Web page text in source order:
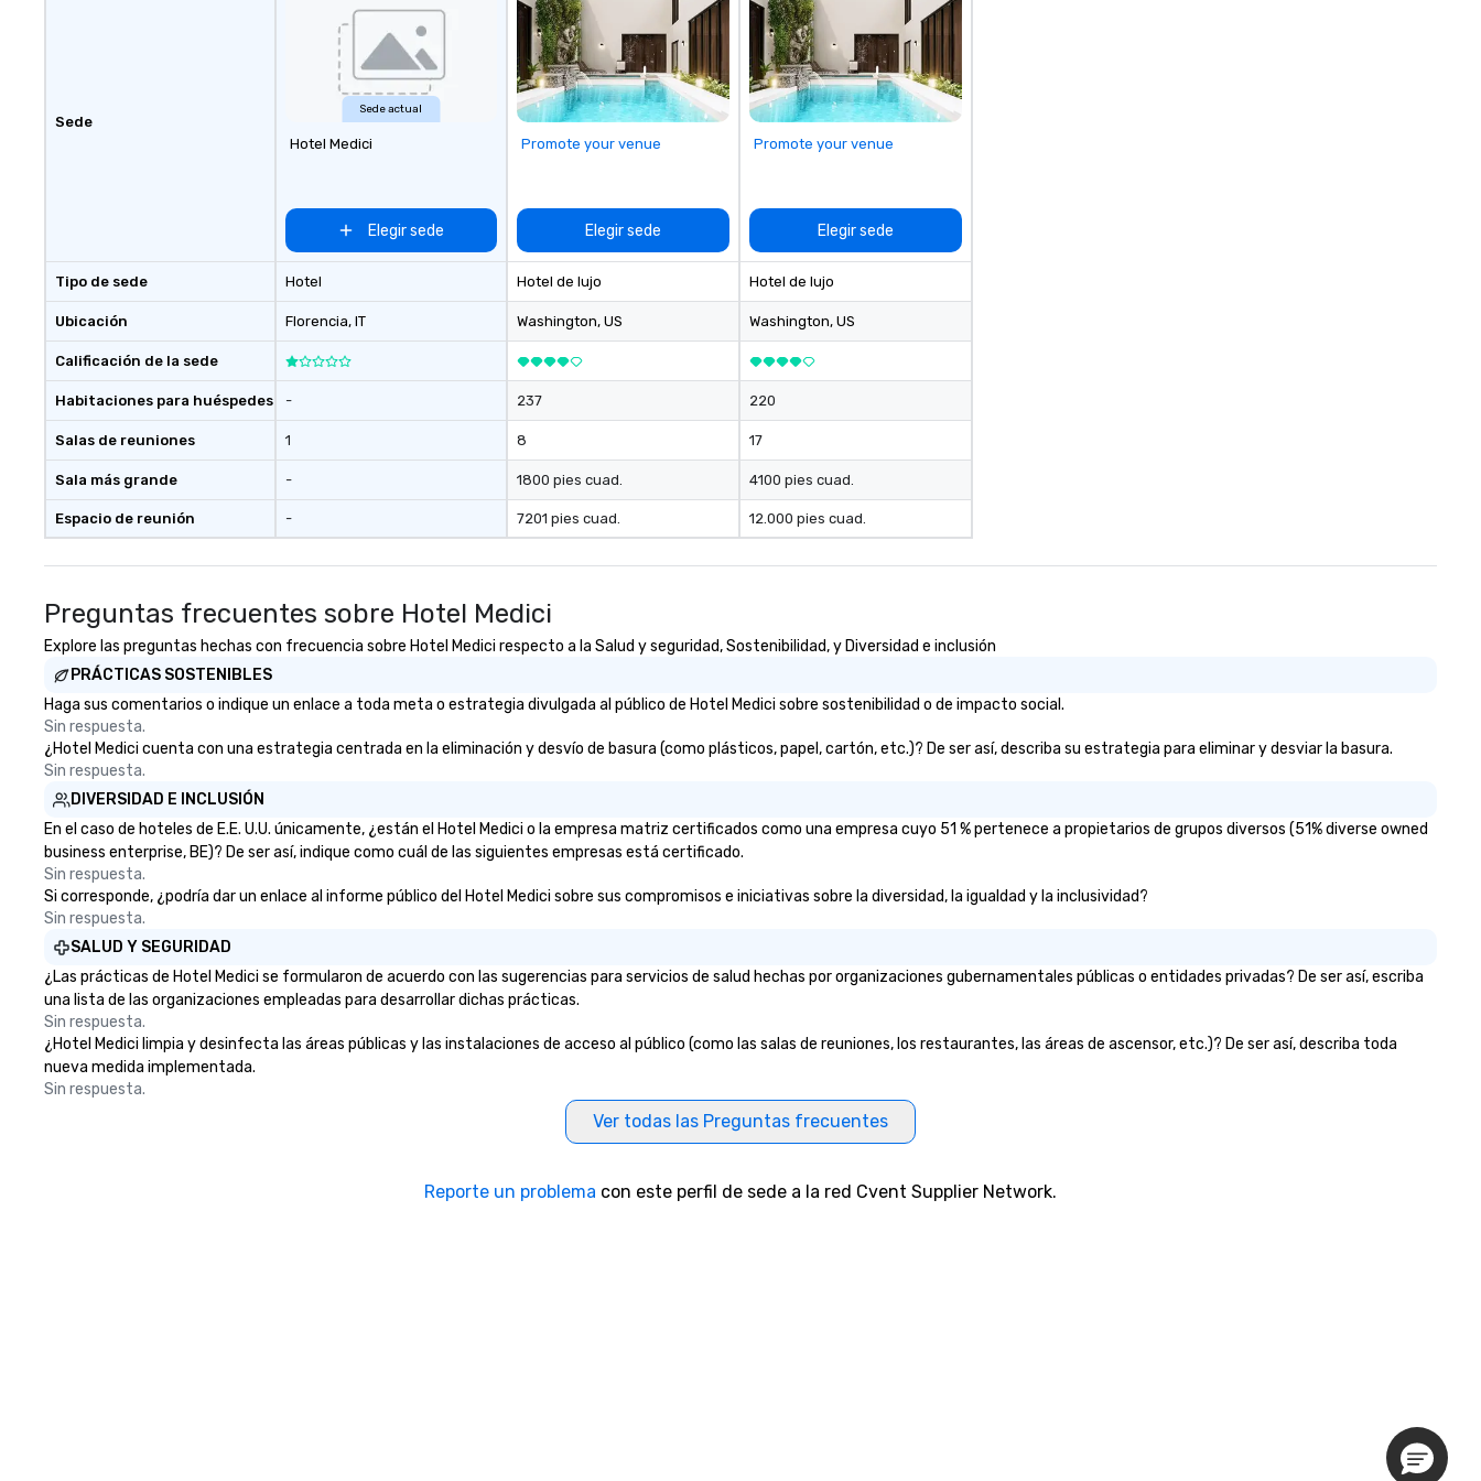
customizable by industry,
seniority, and objectives.
product, or mission is
Inspire *** Our performances go
and motivational shows
workshops combine tricks
actionable insights that
you're looking to reenergize
Sede
Tipo de sede
Ubicación
Calificación de la sede
Habitaciones para huéspedes
Salas de reuniones
Sala más grande
Espacio de reunión
Sede actual
Hotel Medici
Elegir sede
Hotel
Florencia, IT
-
1
-
-
Promote your venue
Elegir sede
Hotel de lujo
Washington, US
237
8
1800 pies cuad.
7201 pies cuad.
Promote your venue
Elegir sede
Hotel de lujo
Washington, US
220
17
4100 pies cuad.
12.000 pies cuad.
Preguntas frecuentes sobre Hotel Medici
Explore las preguntas hechas con frecuencia sobre Hotel Medici respecto a la Salud y seguridad, Sostenibilidad, y Diversidad e inclusión
PRÁCTICAS SOSTENIBLES
Haga sus comentarios o indique un enlace a toda meta o estrategia divulgada al público de Hotel Medici sobre sostenibilidad o de impacto social.
Sin respuesta.
¿Hotel Medici cuenta con una estrategia centrada en la eliminación y desvío de basura (como plásticos, papel, cartón, etc.)? De ser así, describa su estrategia para eliminar y desviar la basura.
Sin respuesta.
DIVERSIDAD E INCLUSIÓN
En el caso de hoteles de E.E. U.U. únicamente, ¿están el Hotel Medici o la empresa matriz certificados como una empresa cuyo 51 % pertenece a propietarios de grupos diversos (51% diverse owned
business enterprise, BE)? De ser así, indique como cuál de las siguientes empresas está certificado.
Sin respuesta.
Si corresponde, ¿podría dar un enlace al informe público del Hotel Medici sobre sus compromisos e iniciativas sobre la diversidad, la igualdad y la inclusividad?
Sin respuesta.
SALUD Y SEGURIDAD
¿Las prácticas de Hotel Medici se formularon de acuerdo con las sugerencias para servicios de salud hechas por organizaciones gubernamentales públicas o entidades privadas? De ser así, escriba
una lista de las organizaciones empleadas para desarrollar dichas prácticas.
Sin respuesta.
¿Hotel Medici limpia y desinfecta las áreas públicas y las instalaciones de acceso al público (como las salas de reuniones, los restaurantes, las áreas de ascensor, etc.)? De ser así, describa toda
nueva medida implementada.
Sin respuesta.
Ver todas las Preguntas frecuentes
Reporte un problema con este perfil de sede a la red Cvent Supplier Network.